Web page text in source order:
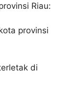
Riau:
provinsi
di